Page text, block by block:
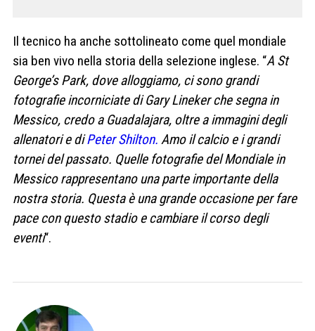
Il tecnico ha anche sottolineato come quel mondiale
sia ben vivo nella storia della selezione inglese. “A St
George’s Park, dove alloggiamo, ci sono grandi
fotografie incorniciate di Gary Lineker che segna in
Messico, credo a Guadalajara, oltre a immagini degli
allenatori e diPeter Shilton. Amo il calcio e i grandi
tornei del passato. Quelle fotografie del Mondiale in
Messico rappresentano una parte importante della
nostra storia. Questa è una grande occasione per fare
pace con questo stadio e cambiare il corso degli
eventi“.